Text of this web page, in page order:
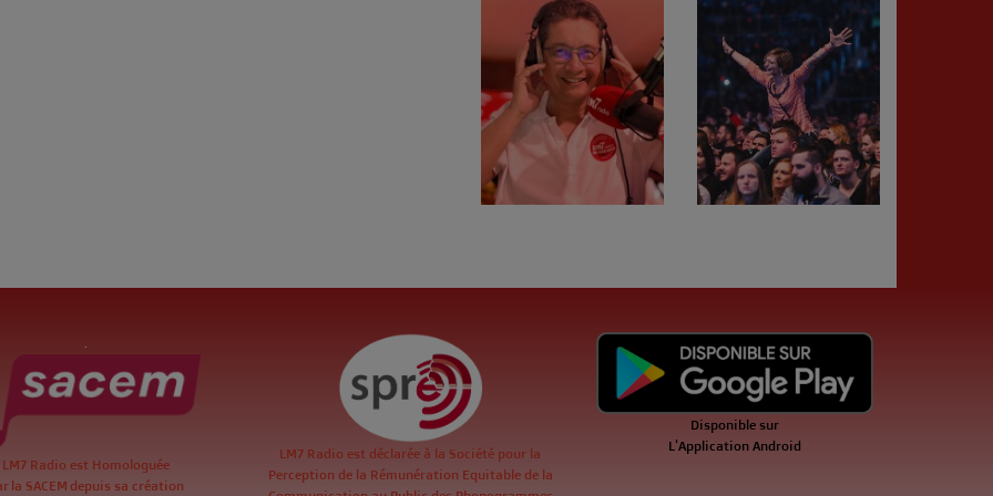
LM7 Radio est Homologuée
la SACEM depuis sa création
LM7 Radio est déclarée à la Société pour la
Perception de la Rémunération Equitable de la
Disponible sur
L'Application Android